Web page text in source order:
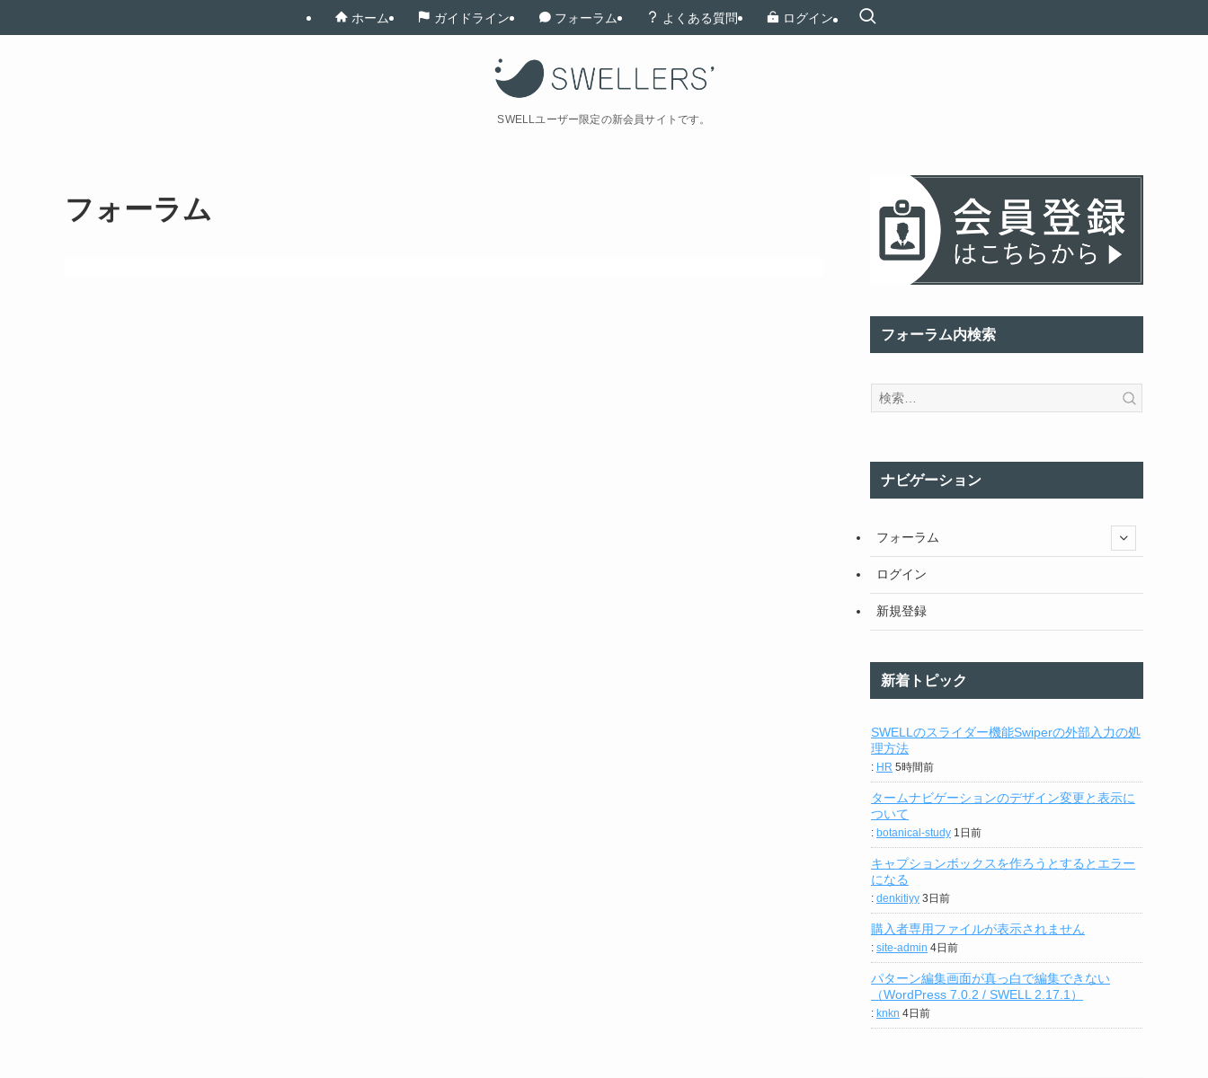
SWELLユーザー限定の新会員サイトです。
ホーム ガイドライン フォーラム よくある質問 ログイン
フォーラム
フォーラム内検索
ナビゲーション
フォーラム
ログイン
新規登録
新着トピック
SWELLのスライダー機能Swiperの外部入力の処
理方法
: HR 5時間前
タームナビゲーションのデザイン変更と表示に
ついて
: botanical-study 1日前
キャプションボックスを作ろうとするとエラー
になる
: denkitiyy 3日前
購入者専用ファイルが表示されません
: site-admin 4日前
パターン編集画面が真っ白で編集できない
（WordPress 7.0.2 / SWELL 2.17.1）
: knkn 4日前